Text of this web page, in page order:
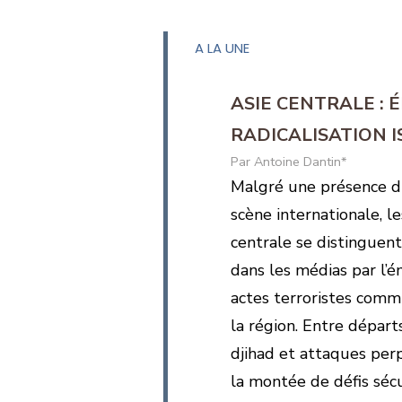
A LA UNE
ASIE CENTRALE :
RADICALISATION
Antoine Dantin*
Malgré une présence
scène internationale,
centrale se
dans les médias par
actes terroristes
la région. Entre
djihad et attaques
la montée de défis